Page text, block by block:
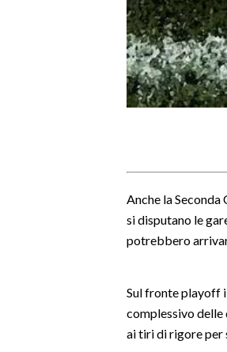
SERVIZI ALLE IMPRESE
RISULTATI E CLASSIFICHE
Anche la
si disputano le
potrebbero
Sul fronte playoff
complessivo delle
ai tiri di rigore per